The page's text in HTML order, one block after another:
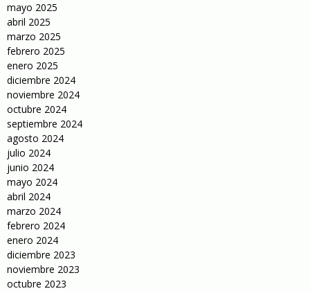
mayo 2025
abril 2025
marzo 2025
febrero 2025
enero 2025
diciembre 2024
noviembre 2024
octubre 2024
septiembre 2024
agosto 2024
julio 2024
junio 2024
mayo 2024
abril 2024
marzo 2024
febrero 2024
enero 2024
diciembre 2023
noviembre 2023
octubre 2023